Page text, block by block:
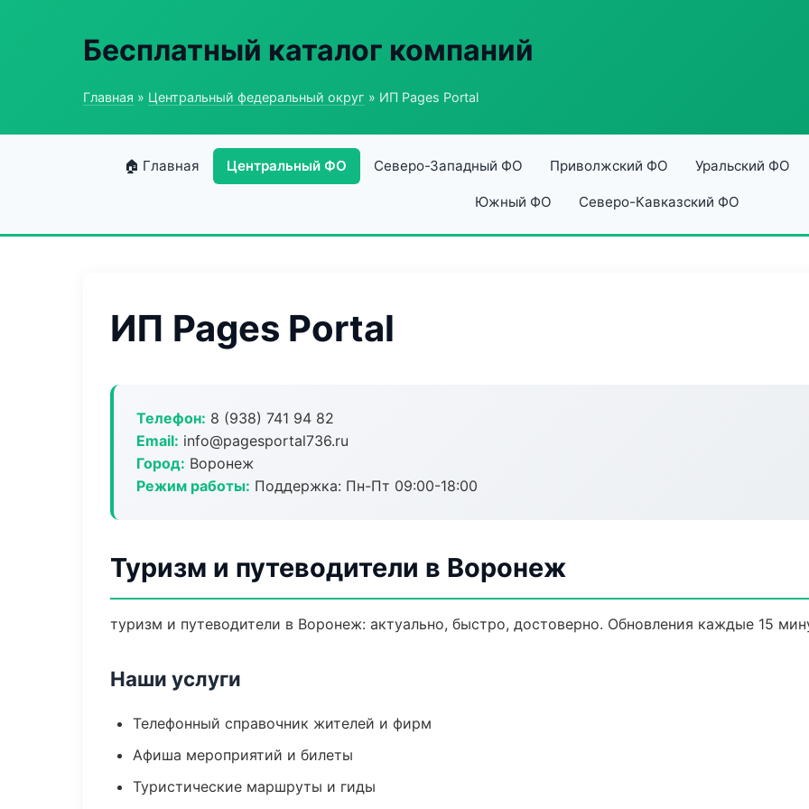
Бесплатный каталог компаний
Главная » Центральный федеральный округ » ИП Pages Portal
🏠 Главная Центральный ФО Северо-Западный ФО Приволжский ФО Уральский ФО
Южный ФО Северо-Кавказский ФО
ИП Pages Portal
Телефон: 8 (938) 741 94 82
Email: info@pagesportal736.ru
Город: Воронеж
Режим работы: Поддержка: Пн-Пт 09:00-18:00
Туризм и путеводители в Воронеж
туризм и путеводители в Воронеж: актуально, быстро, достоверно. Обновления каждые 15
Наши услуги
Телефонный справочник жителей и фирм
Афиша мероприятий и билеты
Туристические маршруты и гиды